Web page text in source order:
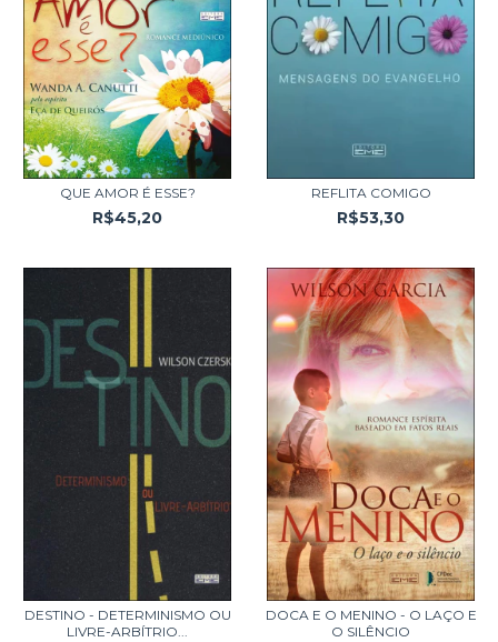
QUE AMOR É ESSE?
R$45,20
REFLITA COMIGO
R$53,30
DESTINO - DETERMINISMO OU
LIVRE-ARBÍTRIO...
DOCA E O MENINO - O LAÇO E
O SILÊNCIO